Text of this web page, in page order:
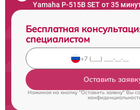
Yamaha P-515B SET от 35
Бесплатная
специалистом
Оставить
Нажимая на кнопку "Оставить заявку" Вы